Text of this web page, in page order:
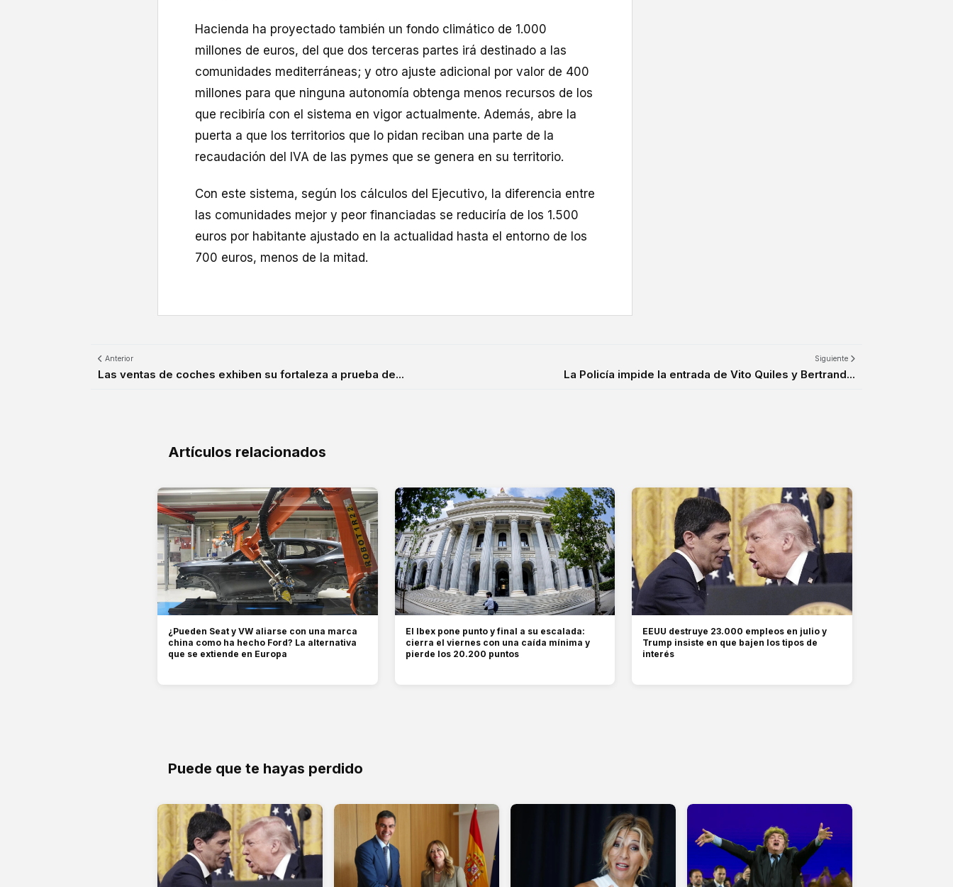
Hacienda ha proyectado también un fondo climático de 1.000
millones de euros, del que dos terceras partes irá destinado a las
comunidades mediterráneas; y otro ajuste adicional por valor de 400
millones para que ninguna autonomía obtenga menos recursos de los
que recibiría con el sistema en vigor actualmente. Además, abre la
puerta a que los territorios que lo pidan reciban una parte de la
recaudación del IVA de las pymes que se genera en su territorio.
Con este sistema, según los cálculos del Ejecutivo, la diferencia entre
las comunidades mejor y peor financiadas se reduciría de los 1.500
euros por habitante ajustado en la actualidad hasta el entorno de los
700 euros, menos de la mitad.
Anterior
Las ventas de coches exhiben su fortaleza a prueba de...
Siguiente
La Policía impide la entrada de Vito Quiles y Bertrand...
Artículos relacionados
¿Pueden Seat y VW aliarse con una marca
china como ha hecho Ford? La alternativa
que se extiende en Europa
El Ibex pone punto y final a su escalada:
cierra el viernes con una caída mínima y
pierde los 20.200 puntos
EEUU destruye 23.000 empleos en julio y
Trump insiste en que bajen los tipos de
interés
Puede que te hayas perdido